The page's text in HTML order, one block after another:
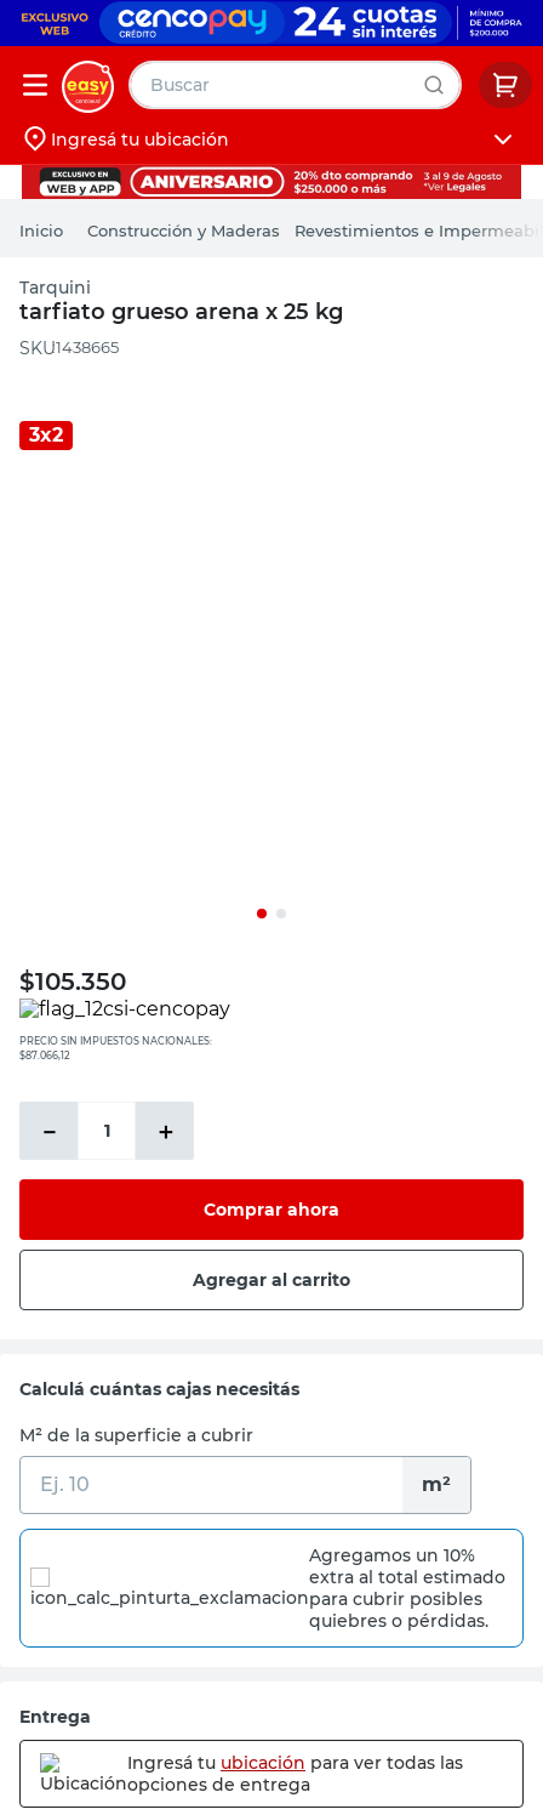
Buscar
Iniciá sesión
Ingresá tu ubicación
Construcción y Maderas Revestimientos e
Tarquini
tarfiato grueso arena x 25 kg
:1438665
3x2
$105.350
PRECIO SIN IMPUESTOS NACIONALES:
$87.066,12
＋
－
Comprar ahora
Agregar al carrito
Calculá cuántas cajas necesitás
M² de la superficie a cubrir
m²
Agregamos un 10%
extra al total estimado
para cubrir posibles
quiebres o pérdidas.
Entrega
Ingresá tu ubicación para ver todas las
opciones de entrega
muebles
pintura
escritorio
puertas